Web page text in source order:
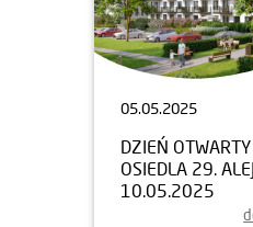
05.05.2025
DZIEŃ OTWARTY
OSIEDLA 29.
10.05.2025